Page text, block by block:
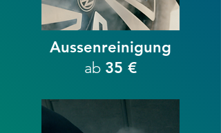
Aussenreinigung
ab 35 €